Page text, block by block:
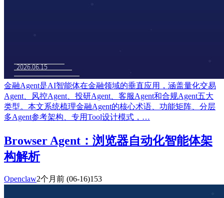
金融Agent是AI智能体在金融领域的垂直应用，涵盖量化交易
Agent、风控Agent、投研Agent、客服Agent和合规Agent五大
类型。本文系统梳理金融Agent的核心术语、功能矩阵、分层
多Agent参考架构、专用Tool设计模式，…
Browser Agent：浏览器自动化智能体架
构解析
Openclaw2个月前 (06-16)153